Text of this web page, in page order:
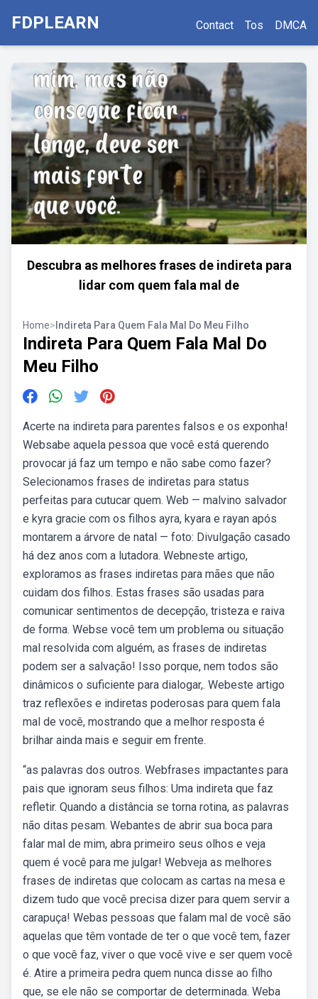
FDPLEARN Contact Tos DMCA
Descubra as melhores frases de indireta para
lidar com quem fala mal de
Home> Indireta Para Quem Fala Mal Do Meu Filho
Indireta Para Quem Fala Mal Do
Meu Filho
Acerte na indireta para parentes falsos e os exponha!
Websabe aquela pessoa que você está querendo
provocar já faz um tempo e não sabe como fazer?
Selecionamos frases de indiretas para status
perfeitas para cutucar quem. Web — malvino salvador
e kyra gracie com os filhos ayra, kyara e rayan após
montarem a árvore de natal — foto: Divulgação casado
há dez anos com a lutadora. Webneste artigo,
exploramos as frases indiretas para mães que não
cuidam dos filhos. Estas frases são usadas para
comunicar sentimentos de decepção, tristeza e raiva
de forma. Webse você tem um problema ou situação
mal resolvida com alguém, as frases de indiretas
podem ser a salvação! Isso porque, nem todos são
dinâmicos o suficiente para dialogar,. Webeste artigo
traz reflexões e indiretas poderosas para quem fala
mal de você, mostrando que a melhor resposta é
brilhar ainda mais e seguir em frente.
“as palavras dos outros. Webfrases impactantes para
pais que ignoram seus filhos: Uma indireta que faz
refletir. Quando a distância se torna rotina, as palavras
não ditas pesam. Webantes de abrir sua boca para
falar mal de mim, abra primeiro seus olhos e veja
quem é você para me julgar! Webveja as melhores
frases de indiretas que colocam as cartas na mesa e
dizem tudo que você precisa dizer para quem servir a
carapuça! Webas pessoas que falam mal de você são
aquelas que têm vontade de ter o que você tem, fazer
o que você faz, viver o que você vive e ser quem você
é. Atire a primeira pedra quem nunca disse ao filho
que, se ele não se comportar de determinada. Weba